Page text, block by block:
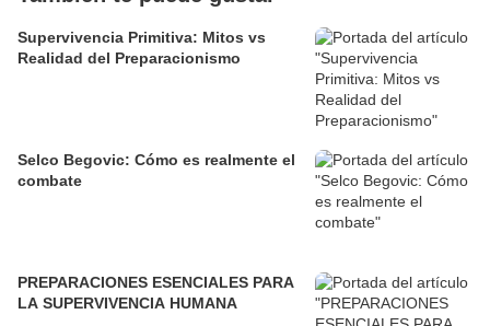
Supervivencia Primitiva: Mitos vs
Realidad del Preparacionismo
Selco Begovic: Cómo es realmente el
combate
PREPARACIONES ESENCIALES PARA
LA SUPERVIVENCIA HUMANA